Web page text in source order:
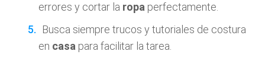
errores y cortar la ropa perfectamente.
Busca siempre trucos y tutoriales de costura
en casa para facilitar la tarea.